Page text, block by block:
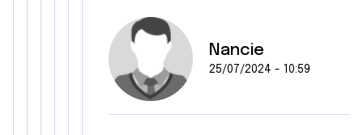
Nancie
25/07/2024 - 10:59